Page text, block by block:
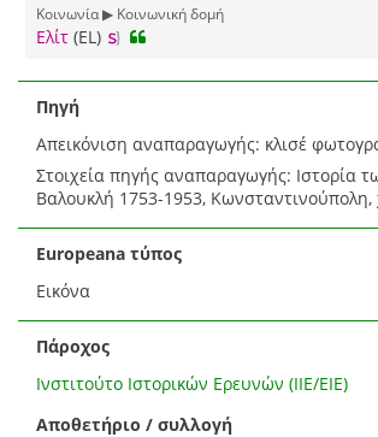
Κοινωνία ▶ Κοινωνική δομή
Ελίτ (EL)
Πηγή
Απεικόνιση αναπαραγωγής: κλισέ
Στοιχεία πηγής αναπαραγωγής: Ιστορία
Βαλουκλή 1753-1953, Κωνσταντινούπολη,
Europeana τύπος
Εικόνα
Πάροχος
Ινστιτούτο Ιστορικών Ερευνών (ΙΙΕ/ΕΙΕ)
Αποθετήριο / συλλογή